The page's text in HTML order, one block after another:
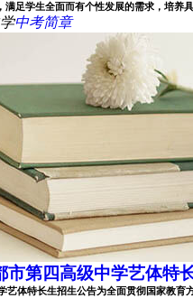
满足学生全面而有个性发展的需求，培养
中考简章
市第四高级中学艺体特
艺体特长生招生公告为全面贯彻国家教